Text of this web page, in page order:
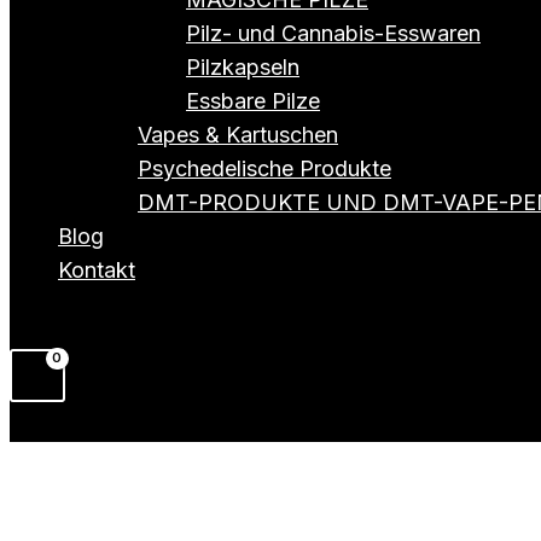
Pilz- und Cannabis-Esswaren
Pilzkapseln
Essbare Pilze
Vapes & Kartuschen
Psychedelische Produkte
DMT-PRODUKTE UND DMT-VAPE-
Blog
Kontakt